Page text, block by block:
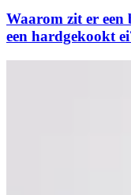
Waarom zit er een
een hardgekookt